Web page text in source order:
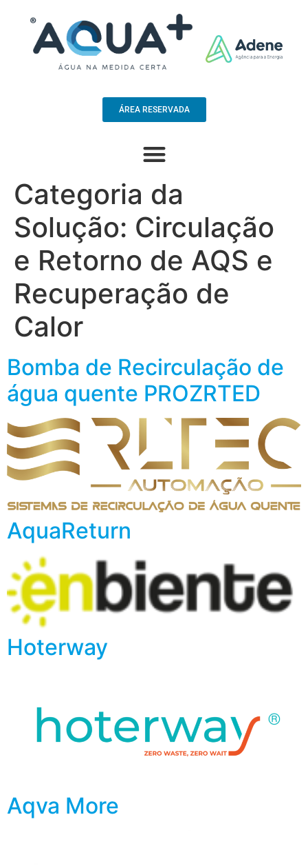
ÁREA RESERVADA
Categoria da
Solução: Circulação
e Retorno de AQS e
Recuperação de
Calor
Bomba de Recirculação de
água quente PROZRTED
AquaReturn
Hoterway
Aqva More